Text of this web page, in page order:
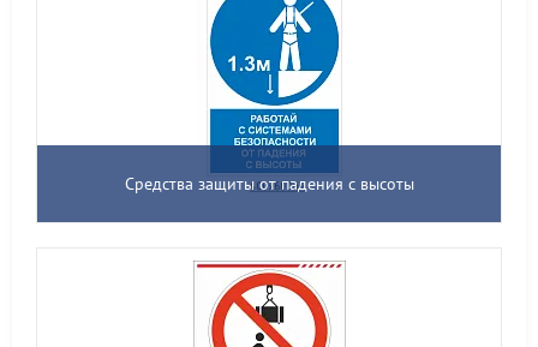
Средства защиты от падения с высоты